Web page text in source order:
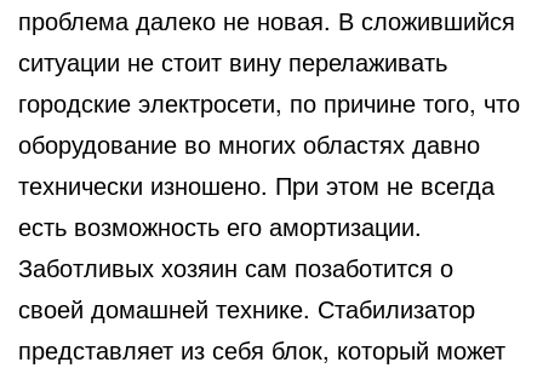
проблема далеко не новая. В сложившийся
ситуации не стоит вину перелаживать
городские электросети, по причине того, что
оборудование во многих областях давно
технически изношено. При этом не всегда
есть возможность его амортизации.
Заботливых хозяин сам позаботится о
своей домашней технике. Стабилизатор
представляет из себя блок, который может